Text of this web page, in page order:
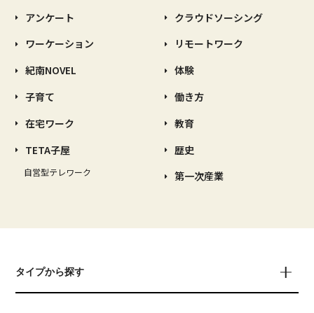
アンケート
ワーケーション
紀南NOVEL
子育て
在宅ワーク
TETA子屋
自営型テレワーク
クラウドソーシング
リモートワーク
体験
働き方
教育
歴史
第一次産業
タイプから探す